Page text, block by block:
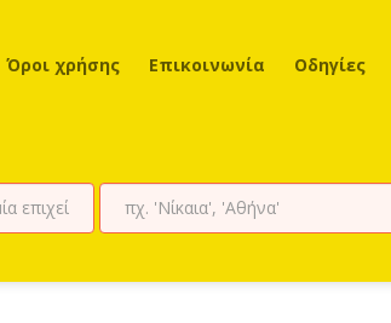
Όροι χρήσης Επικοινωνία Οδηγίες